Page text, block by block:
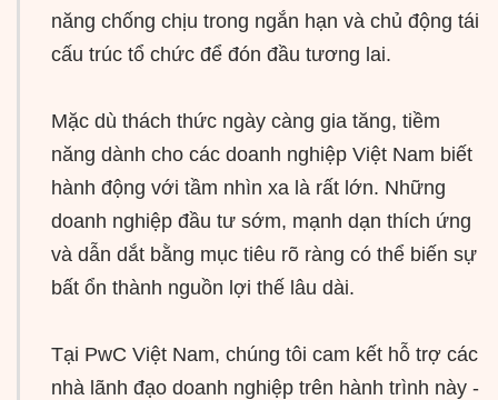
năng chống chịu trong ngắn hạn và chủ động tái
cấu trúc tổ chức để đón đầu tương lai.
Mặc dù thách thức ngày càng gia tăng, tiềm
năng dành cho các doanh nghiệp Việt Nam biết
hành động với tầm nhìn xa là rất lớn. Những
doanh nghiệp đầu tư sớm, mạnh dạn thích ứng
và dẫn dắt bằng mục tiêu rõ ràng có thể biến sự
bất ổn thành nguồn lợi thế lâu dài.
Tại PwC Việt Nam, chúng tôi cam kết hỗ trợ các
nhà lãnh đạo doanh nghiệp trên hành trình này -